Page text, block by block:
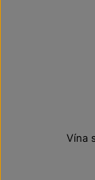
Vína